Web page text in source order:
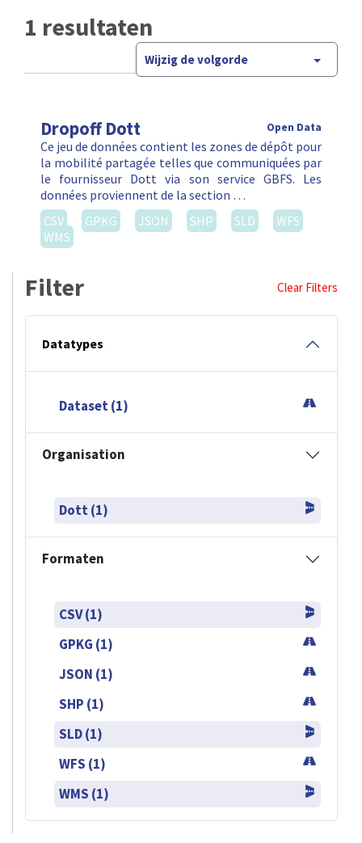
1 resultaten
Wijzig de volgorde
Dropoff Dott Open Data
Ce jeu de données contient les zones de dépôt pour
la mobilité partagée telles que communiquées par
le fournisseur Dott via son service GBFS. Les
données proviennent de la section …
CSV
GPKG JSON SHP SLD
WFS
WMS
Filter Clear Filters
Datatypes
Dataset (1)
Organisation
Dott (1)
Formaten
CSV (1)
GPKG (1)
JSON (1)
SHP (1)
SLD (1)
WFS (1)
WMS (1)